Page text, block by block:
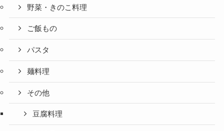
野菜・きのこ料理
ご飯もの
パスタ
麺料理
その他
豆腐料理